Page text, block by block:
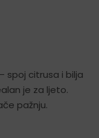
– spoj citrusa i bilja
je za ljeto.
pažnju.